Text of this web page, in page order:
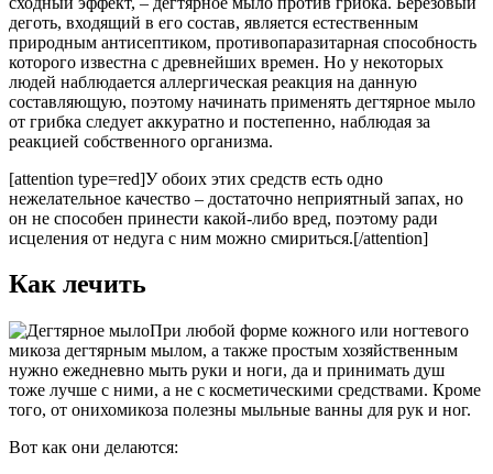
деготь, входящий в его состав, является естественным
природным антисептиком, противопаразитарная способность
которого известна с древнейших времен. Но у некоторых
людей наблюдается аллергическая реакция на данную
составляющую, поэтому начинать применять дегтярное мыло
от грибка следует аккуратно и постепенно, наблюдая за
реакцией собственного организма.
[attention type=red]У обоих этих средств есть одно
нежелательное качество – достаточно неприятный запах, но
он не способен принести какой-либо вред, поэтому ради
исцеления от недуга с ним можно смириться.[/attention]
Как лечить
При любой форме кожного или ногтевого
микоза дегтярным мылом, а также простым хозяйственным
нужно ежедневно мыть руки и ноги, да и принимать душ
тоже лучше с ними, а не с косметическими средствами. Кроме
того, от онихомикоза полезны мыльные ванны для рук и ног.
Вот как они делаются: